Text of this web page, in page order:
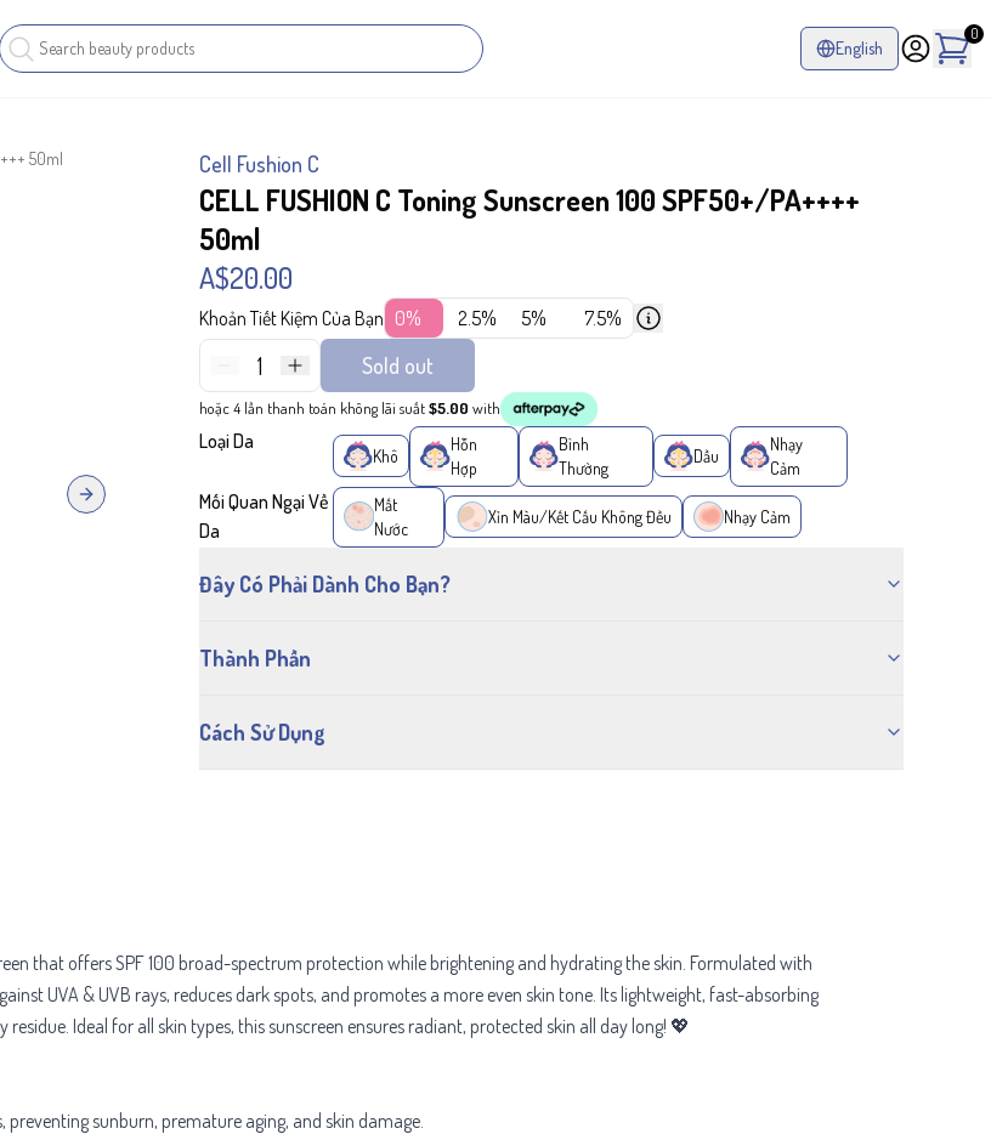
English
0
50ml
Next slide
Cell Fushion C
CELL FUSHION C Toning Sunscreen 100 SPF50+/PA++++
50ml
A$20.00
Khoản Tiết Kiệm Của Bạn 0% 2.5% 5% 7.5%
1 Sold out
hoặc 4 lần thanh toán không lãi suất$5.00 with
Loại Da
Khô
Hỗn
Hợp
Bình
Thường
Dầu
Nhạy
Cảm
Mối Quan Ngại Về
Da
Mất
Nước
Xỉn Màu/Kết Cấu Không Đều Nhạy Cảm
Đây Có Phải Dành Cho Bạn?
Thành Phần
Cách Sử Dụng
that offers SPF 100 broad-spectrum protection while brightening and hydrating the skin. Formulated with
UVA & UVB rays, reduces dark spots, and promotes a more even skin tone. Its lightweight, fast-absorbing
Ideal for all skin types, this sunscreen ensures radiant, protected skin all day long! 💖
preventing sunburn, premature aging, and skin damage.